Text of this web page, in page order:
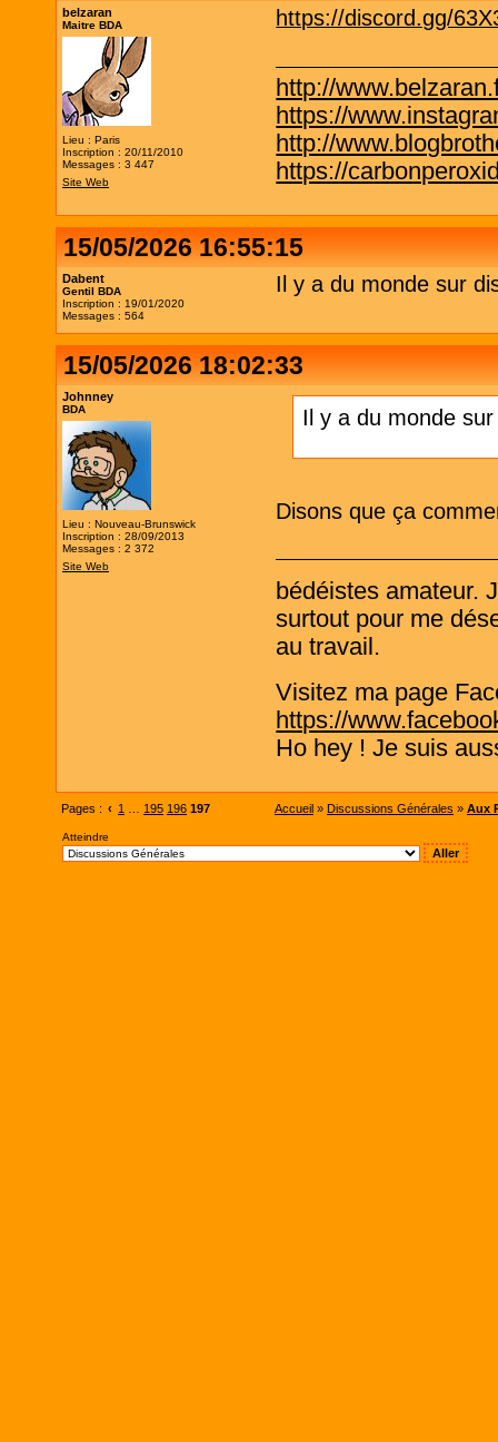
belzaran
Maitre BDA
Lieu : Paris
Inscription : 20/11/2010
Messages : 3 447
Site Web
https://discord.gg/
http://
https://
http://
https://
15/05/2026 16:55:15
Dabent
Gentil BDA
Inscription : 19/01/2020
Messages : 564
Il y a du monde sur
15/05/2026 18:02:33
Johnney
BDA
Lieu : Nouveau-Brunswick
Inscription : 28/09/2013
Messages : 2 372
Site Web
Il y a du monde
Disons que ça
bédéistes amateur.
surtout pour me
au travail.
Visitez ma page
https://
Ho hey ! Je suis
Pages : ‹ 1 … 195 196 197 Accueil » Discussions Générales » Aux
Atteindre